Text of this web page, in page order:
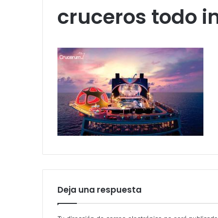
cruceros todo
Deja una respuesta